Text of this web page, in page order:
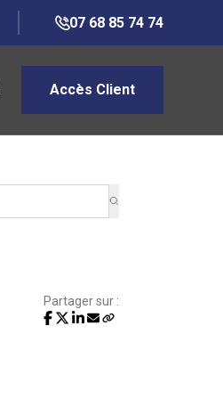
07 68 85 74 74
Accès Client
Partager sur :